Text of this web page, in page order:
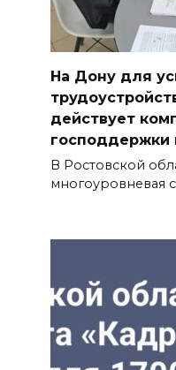
На Дону для
действует
господдержки
В Ростовской
многоуровневая